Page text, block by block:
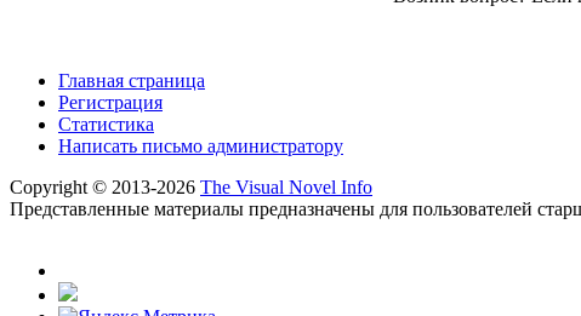
Главная страница
Регистрация
Статистика
Написать письмо администратору
Copyright © 2013-2026 The Visual Novel Info
Представленные материалы предназначены для пользователей